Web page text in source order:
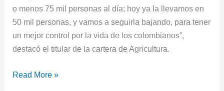
o menos 75 mil personas al día; hoy ya la llevamos en
50 mil personas, y vamos a seguirla bajando, para tener
un mejor control por la vida de los colombianos”,
destacó el titular de la cartera de Agricultura.
Read More »